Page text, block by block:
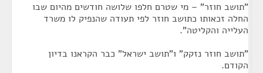
"תושב חוזר" – מי שטרם חלפו שלושה חודשים מהיום שבו
החלה זכאותו כתושב חוזר לפי תעודה שהנפיק לו משרד
העלייה והקליטה".
"תושב חוזר נזקק" ו"תושב ישראל" כבר הקראנו בדיון
הקודם.